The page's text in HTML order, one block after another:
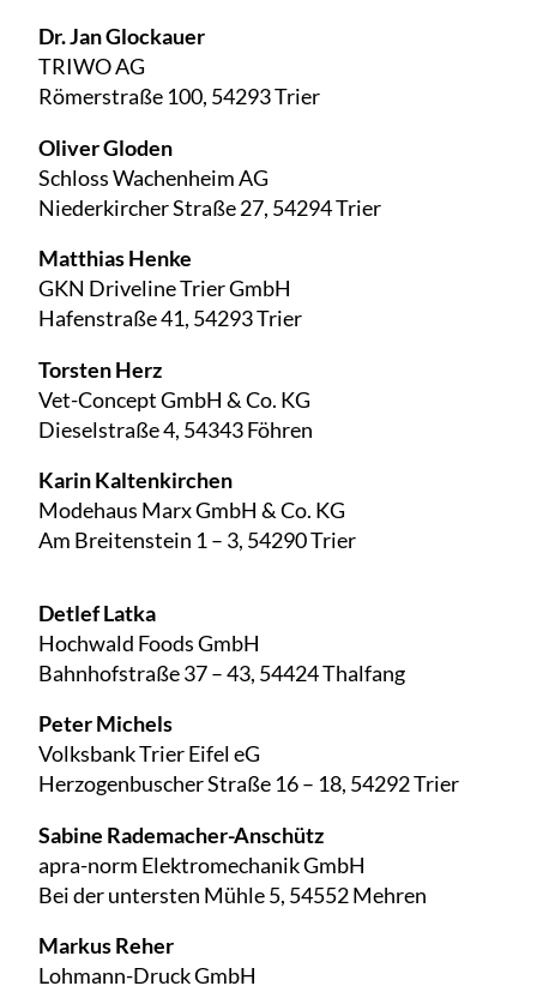
Dr. Jan Glockauer
TRIWO AG
Römerstraße 100, 54293 Trier
Oliver Gloden
Schloss Wachenheim AG
Niederkircher Straße 27, 54294 Trier
Matthias Henke
GKN Driveline Trier GmbH
Hafenstraße 41, 54293 Trier
Torsten Herz
Vet-Concept GmbH & Co. KG
Dieselstraße 4, 54343 Föhren
Karin Kaltenkirchen
Modehaus Marx GmbH & Co. KG
Am Breitenstein 1 – 3, 54290 Trier
Detlef Latka
Hochwald Foods GmbH
Bahnhofstraße 37 – 43, 54424 Thalfang
Peter Michels
Volksbank Trier Eifel eG
Herzogenbuscher Straße 16 – 18, 54292 Trier
Sabine Rademacher-Anschütz
apra-norm Elektromechanik GmbH
Bei der untersten Mühle 5, 54552 Mehren
Markus Reher
Lohmann-Druck GmbH